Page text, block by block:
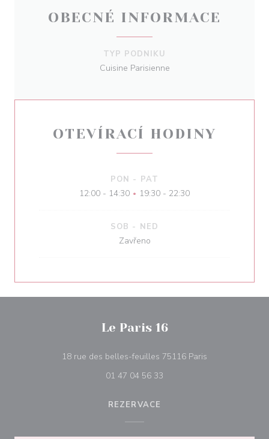
OBECNÉ INFORMACE
TYP PODNIKU
Cuisine Parisienne
OTEVÍRACÍ HODINY
PON - PAT
12:00 - 14:30 • 19:30 - 22:30
SOB - NED
Zavřeno
Le Paris 16
18 rue des belles-feuilles 75116 Paris
01 47 04 56 33
REZERVACE